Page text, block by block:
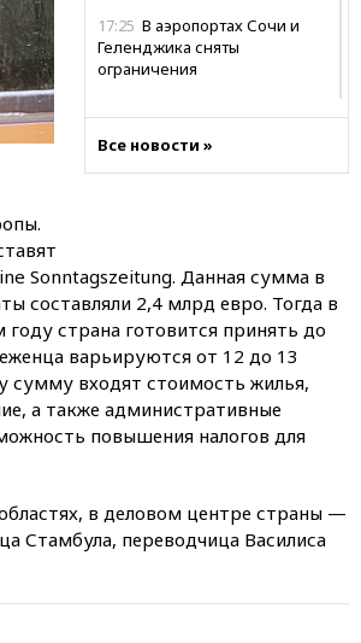
17:25 В аэропортах Сочи и
Геленджика сняты
ограничения
склады Wildberries бизнесу
16:46
ЦБ: международные
резервы России снизились
16:35На восстановление
Херсонской области направят
6,8 млрд рублей
16:16 The Guardian: ученые
США создали
гипоаллергенных собак
5 введен в эксплуатацию
15:35Два человека погибли
Все новости »
Sonntagszeitung. Данная сумма в
составляли 2,4 млрд евро. Тогда в
страна готовится принять до
варьируются от 12 до 13
сумму входят стоимость жилья,
а также административные
повышения налогов для
в деловом центре страны —
Стамбула, переводчица Василиса